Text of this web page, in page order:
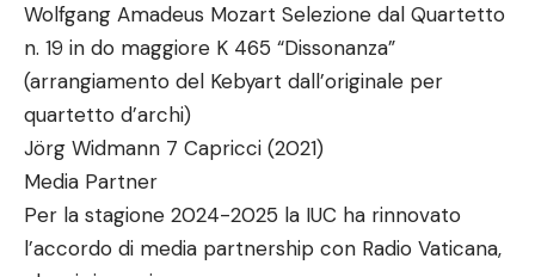
Wolfgang Amadeus Mozart Selezione dal Quartetto
n. 19 in do maggiore K 465 “Dissonanza”
(arrangiamento del Kebyart dall’originale per
quartetto d’archi)
Jörg Widmann 7 Capricci (2021)
Media Partner
Per la stagione 2024-2025 la IUC ha rinnovato
l’accordo di media partnership con Radio Vaticana,